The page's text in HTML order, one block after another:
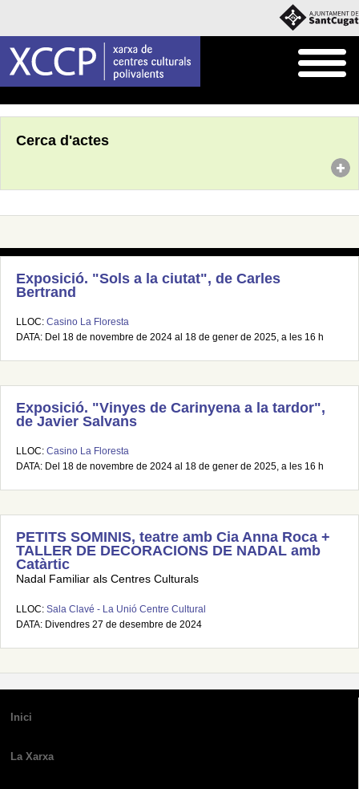
Cerca d'actes
Exposició. "Sols a la ciutat", de Carles
Bertrand
LLOC: Casino La Floresta
DATA: Del 18 de novembre de 2024 al 18 de gener de 2025, a les 16 h
Exposició. "Vinyes de Carinyena a la tardor",
de Javier Salvans
LLOC: Casino La Floresta
DATA: Del 18 de novembre de 2024 al 18 de gener de 2025, a les 16 h
PETITS SOMINIS, teatre amb Cia Anna Roca +
TALLER DE DECORACIONS DE NADAL amb
Catàrtic
Nadal Familiar als Centres Culturals
LLOC: Sala Clavé - La Unió Centre Cultural
DATA: Divendres 27 de desembre de 2024
Inici
La Xarxa